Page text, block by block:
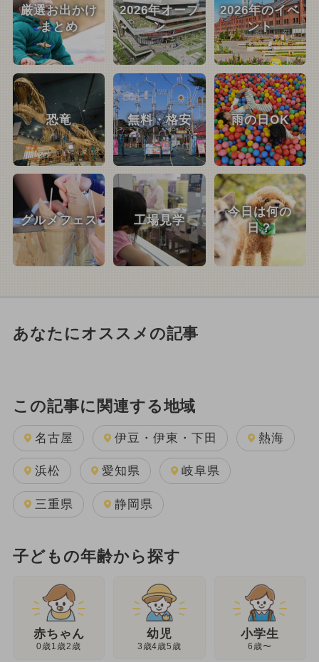
厳選お出かけ
まとめ
2026年オープ
ン
2026年のイベ
ント
恐竜 無料・格安 雨の日OK
グルメフェス 工場見学
今日は何の
日？
あなたにオススメの記事
この記事に関連する地域
名古屋 伊豆・伊東・下田 熱海
浜松 愛知県 岐阜県
三重県 静岡県
子どもの年齢から探す
赤ちゃん
0歳1歳2歳
幼児
3歳4歳5歳
小学生
6歳〜